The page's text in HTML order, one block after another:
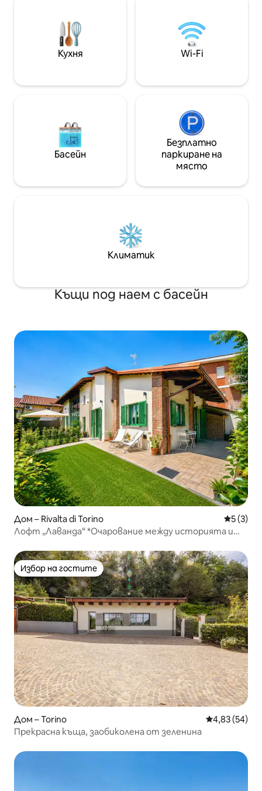
града, докато отсядате в това
ексклузивно място за отдих!
5(4+1)удобни
напълно
латексов
Кухня Wi-Fi
Басейн
Безплатно
паркиране на
място
Климатик
Къщи под наем с басейн
Дом – Rivalta di Torino Средна
5 (3)
Лофт „Лаванда“ *Очарование между историята и
Избор на гостите
Избор на гостите
Дом – Torino Средна
4,83 (54)
Прекрасна къща, заобиколена от зеленина